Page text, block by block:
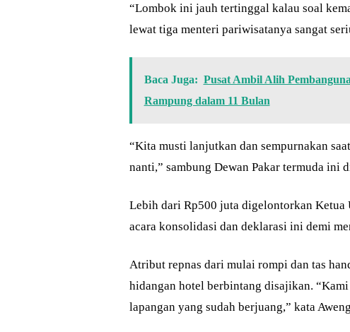
“Lombok ini jauh tertinggal kalau soal
lewat tiga menteri pariwisatanya sangat
Baca Juga: Pusat Ambil Alih
Rampung dalam 11 Bulan
“Kita musti lanjutkan dan sempurnakan
nanti,” sambung Dewan Pakar termuda ini
Lebih dari Rp500 juta digelontorkan Ketua
acara konsolidasi dan deklarasi ini demi
Atribut repnas dari mulai rompi dan tas
hidangan hotel berbintang disajikan.
lapangan yang sudah berjuang,” kata